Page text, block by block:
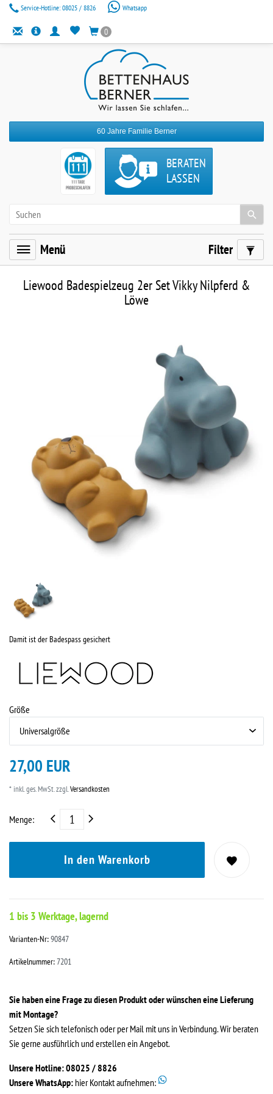
Service-Hotline: 08025 / 8826 Whatsapp
0
60 Jahre Familie Berner
BERATEN
LASSEN
Menü Filter
Liewood Badespielzeug 2er Set Vikky Nilpferd &
Löwe
Damit ist der Badespass gesichert
Größe
27,00 EUR
* inkl. ges. MwSt. zzgl.Versandkosten
Menge:
In den Warenkorb
1 bis 3 Werktage, lagernd
Varianten-Nr:90847
Artikelnummer:7201
Sie haben eine Frage zu diesen Produkt oder wünschen eine Lieferung
mit Montage?
Setzen Sie sich telefonisch oder per Mail mit uns in Verbindung. Wir beraten
Sie gerne ausführlich und erstellen ein Angebot.
Unsere Hotline: 08025 / 8826
Unsere WhatsApp: hier Kontakt aufnehmen: